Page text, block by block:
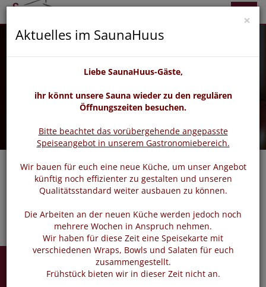
zurück
Aqua Spezial /
×
Aktuelles im SaunaHuus
Liebe SaunaHuus-Gäste,
ihr könnt unsere Sauna wieder zu den regulären
Öffnungszeiten besuchen.
Bitte beachtet das vorübergehende angepasste
Speiseangebot in unserem Gastronomiebereich.
Wir bauen für euch eine neue Küche, um unser Angebot
künftig noch effizienter zu gestalten und unseren
Qualitätsstandard weiter ausbauen zu können.
Die Arbeiten an der neuen Küche werden jedoch noch
mehrere Wochen in Anspruch nehmen.
Wir haben für diese Zeit eine Speisekarte mit
verschiedenen Wraps, Bowls und Salaten für euch
zusammengestellt.
Frühstück bieten wir in dieser Zeit nicht an.